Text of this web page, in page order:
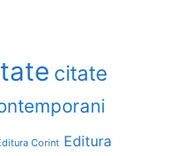
citate
Corint Editura